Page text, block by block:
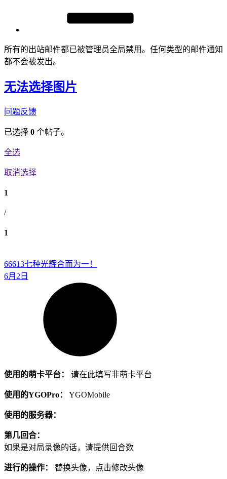
所有的出站邮件都已被管理员全局禁用。任何类型的邮件通知
都不会被发出。
无法选择图片
问题反馈
已选择 0 个帖子。
全选
取消选择
1
/
1
66613七种光辉合而为一！
6月2日
使用的萌卡平台： 请在此填写非萌卡平台
使用的YGOPro： YGOMobile
使用的服务器：
第几回合：
如果是对局录像的话，请提供回合数
进行的操作： 替换头像，点击修改头像